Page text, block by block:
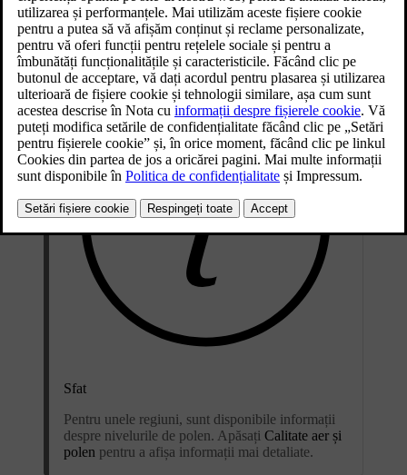
exteriorul mașinii sunt furnizate de un serviciu extern și se bazează
pe date modelate.
Sfat
Pentru unele regiuni, sunt disponibile informații
despre nivelurile de polen. Apăsați Calitate aer și
polen pentru a afișa informații mai detaliate.